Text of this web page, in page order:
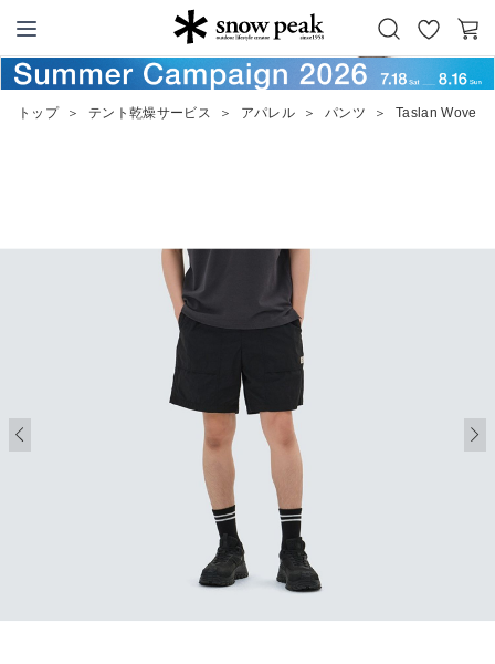
Snow Peak
お
気
カ
ー
トップ ＞ テント乾燥サービス ＞ アパレル ＞ パンツ ＞ Taslan Woven